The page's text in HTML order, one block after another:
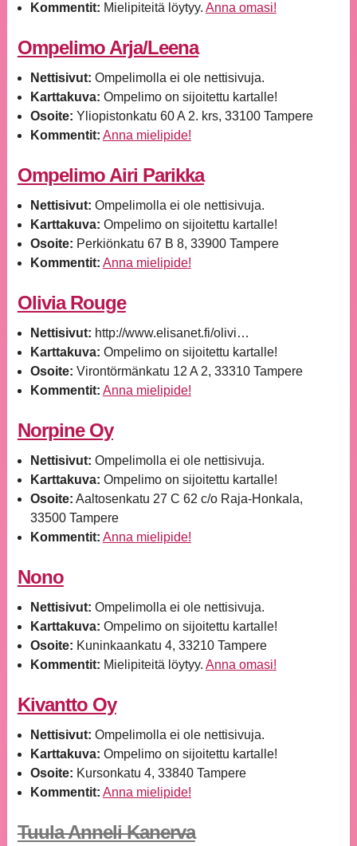
Kommentit: Mielipiteitä löytyy. Anna omasi!
Ompelimo Arja/Leena
Nettisivut: Ompelimolla ei ole nettisivuja.
Karttakuva: Ompelimo on sijoitettu kartalle!
Osoite: Yliopistonkatu 60 A 2. krs, 33100 Tampere
Kommentit: Anna mielipide!
Ompelimo Airi Parikka
Nettisivut: Ompelimolla ei ole nettisivuja.
Karttakuva: Ompelimo on sijoitettu kartalle!
Osoite: Perkiönkatu 67 B 8, 33900 Tampere
Kommentit: Anna mielipide!
Olivia Rouge
Nettisivut: http://www.elisanet.fi/olivi…
Karttakuva: Ompelimo on sijoitettu kartalle!
Osoite: Virontörmänkatu 12 A 2, 33310 Tampere
Kommentit: Anna mielipide!
Norpine Oy
Nettisivut: Ompelimolla ei ole nettisivuja.
Karttakuva: Ompelimo on sijoitettu kartalle!
Osoite: Aaltosenkatu 27 C 62 c/o Raja-Honkala,
33500 Tampere
Kommentit: Anna mielipide!
Nono
Nettisivut: Ompelimolla ei ole nettisivuja.
Karttakuva: Ompelimo on sijoitettu kartalle!
Osoite: Kuninkaankatu 4, 33210 Tampere
Kommentit: Mielipiteitä löytyy. Anna omasi!
Kivantto Oy
Nettisivut: Ompelimolla ei ole nettisivuja.
Karttakuva: Ompelimo on sijoitettu kartalle!
Osoite: Kursonkatu 4, 33840 Tampere
Kommentit: Anna mielipide!
Tuula Anneli Kanerva